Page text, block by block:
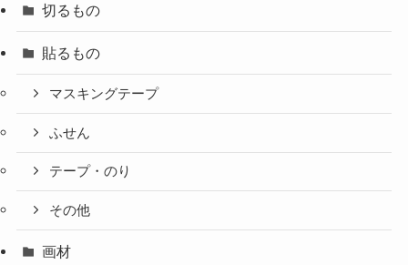
切るもの
貼るもの
マスキングテープ
ふせん
テープ・のり
その他
画材